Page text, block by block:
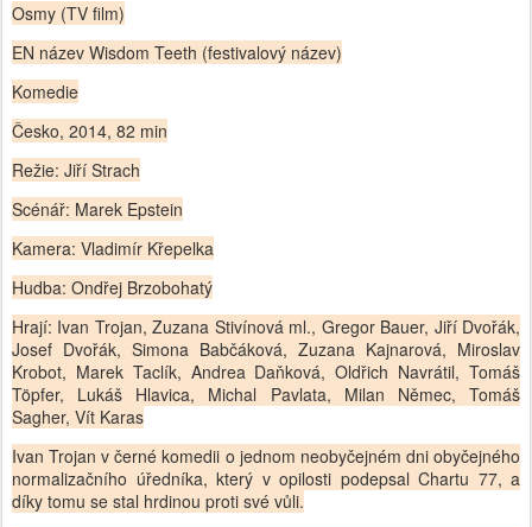
Osmy (TV film)
EN název Wisdom Teeth (festivalový název)
Komedie
Česko, 2014, 82 min
Režie: Jiří Strach
Scénář: Marek Epstein
Kamera: Vladimír Křepelka
Hudba: Ondřej Brzobohatý
Hrají: Ivan Trojan, Zuzana Stivínová ml., Gregor Bauer, Jiří Dvořák,
Josef Dvořák, Simona Babčáková, Zuzana Kajnarová, Miroslav
Krobot, Marek Taclík, Andrea Daňková, Oldřich Navrátil, Tomáš
Töpfer, Lukáš Hlavica, Michal Pavlata, Milan Němec, Tomáš
Sagher, Vít Karas
Ivan Trojan v černé komedii o jednom neobyčejném dni obyčejného
normalizačního úředníka, který v opilosti podepsal Chartu 77, a
díky tomu se stal hrdinou proti své vůli.